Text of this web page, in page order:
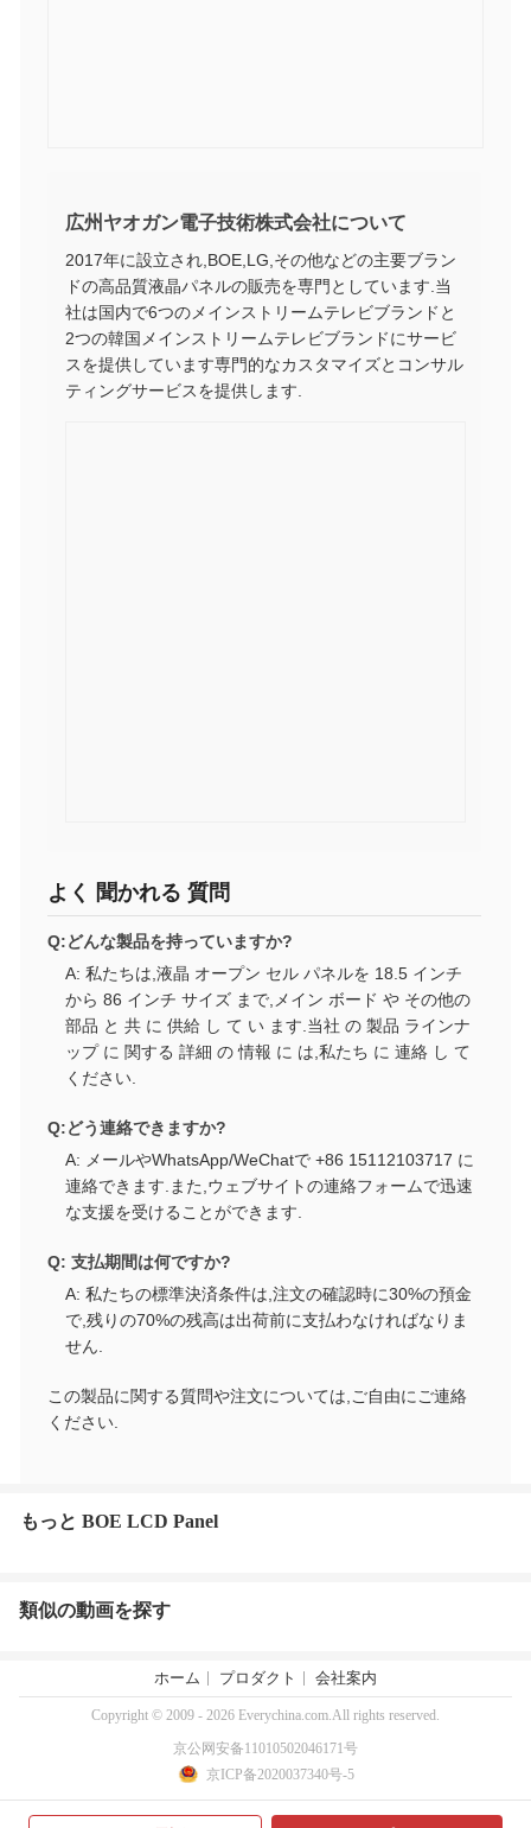
広州ヤオガン電子技術株式会社について
2017年に設立され,BOE,LG,その他などの主要ブラン
ドの高品質液晶パネルの販売を専門としています.当
社は国内で6つのメインストリームテレビブランドと
2つの韓国メインストリームテレビブランドにサービ
スを提供しています専門的なカスタマイズとコンサル
ティングサービスを提供します.
よく 聞かれる 質問
Q:どんな製品を持っていますか?
A: 私たちは,液晶 オープン セル パネルを 18.5 インチ
から 86 インチ サイズ まで,メイン ボード や その他の
部品 と 共 に 供給 し て い ます.当社 の 製品 ラインナ
ップ に 関する 詳細 の 情報 に は,私たち に 連絡 し て
ください.
Q:どう連絡できますか?
A: メールやWhatsApp/WeChatで +86 15112103717 に
連絡できます.また,ウェブサイトの連絡フォームで迅速
な支援を受けることができます.
Q: 支払期間は何ですか?
A: 私たちの標準決済条件は,注文の確認時に30%の預金
で,残りの70%の残高は出荷前に支払わなければなりま
せん.
この製品に関する質問や注文については,ご自由にご連絡
ください.
もっと BOE LCD Panel
類似の動画を探す
ホーム プロダクト 会社案内
Copyright © 2009 - 2026 Everychina.com.All rights reserved.
京公网安备11010502046171号
京ICP备2020037340号-5